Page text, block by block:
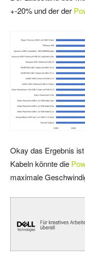
+-20% und der der
Okay das Ergebnis
Kabeln könnte die
maximale